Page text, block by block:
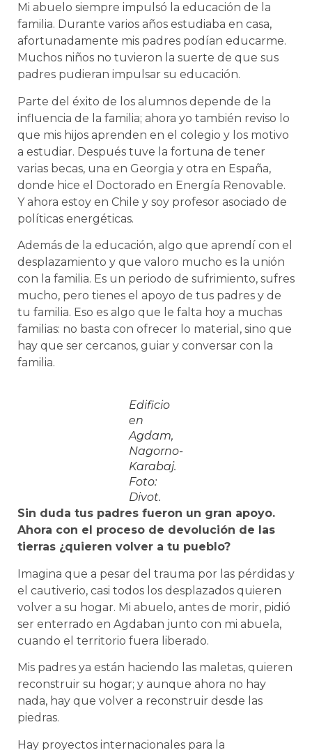
Mi abuelo siempre impulsó la educación de la
familia. Durante varios años estudiaba en casa,
afortunadamente mis padres podían educarme.
Muchos niños no tuvieron la suerte de que sus
padres pudieran impulsar su educación.
Parte del éxito de los alumnos depende de la
influencia de la familia; ahora yo también reviso lo
que mis hijos aprenden en el colegio y los motivo
a estudiar. Después tuve la fortuna de tener
varias becas, una en Georgia y otra en España,
donde hice el Doctorado en Energía Renovable.
Y ahora estoy en Chile y soy profesor asociado de
políticas energéticas.
Además de la educación, algo que aprendí con el
desplazamiento y que valoro mucho es la unión
con la familia. Es un periodo de sufrimiento, sufres
mucho, pero tienes el apoyo de tus padres y de
tu familia. Eso es algo que le falta hoy a muchas
familias: no basta con ofrecer lo material, sino que
hay que ser cercanos, guiar y conversar con la
familia.
Edificio
en
Agdam,
Nagorno-
Karabaj.
Foto:
Divot.
Sin duda tus padres fueron un gran apoyo.
Ahora con el proceso de devolución de las
tierras ¿quieren volver a tu pueblo?
Imagina que a pesar del trauma por las pérdidas y
el cautiverio, casi todos los desplazados quieren
volver a su hogar. Mi abuelo, antes de morir, pidió
ser enterrado en Agdaban junto con mi abuela,
cuando el territorio fuera liberado.
Mis padres ya están haciendo las maletas, quieren
reconstruir su hogar; y aunque ahora no hay
nada, hay que volver a reconstruir desde las
piedras.
Hay proyectos internacionales para la